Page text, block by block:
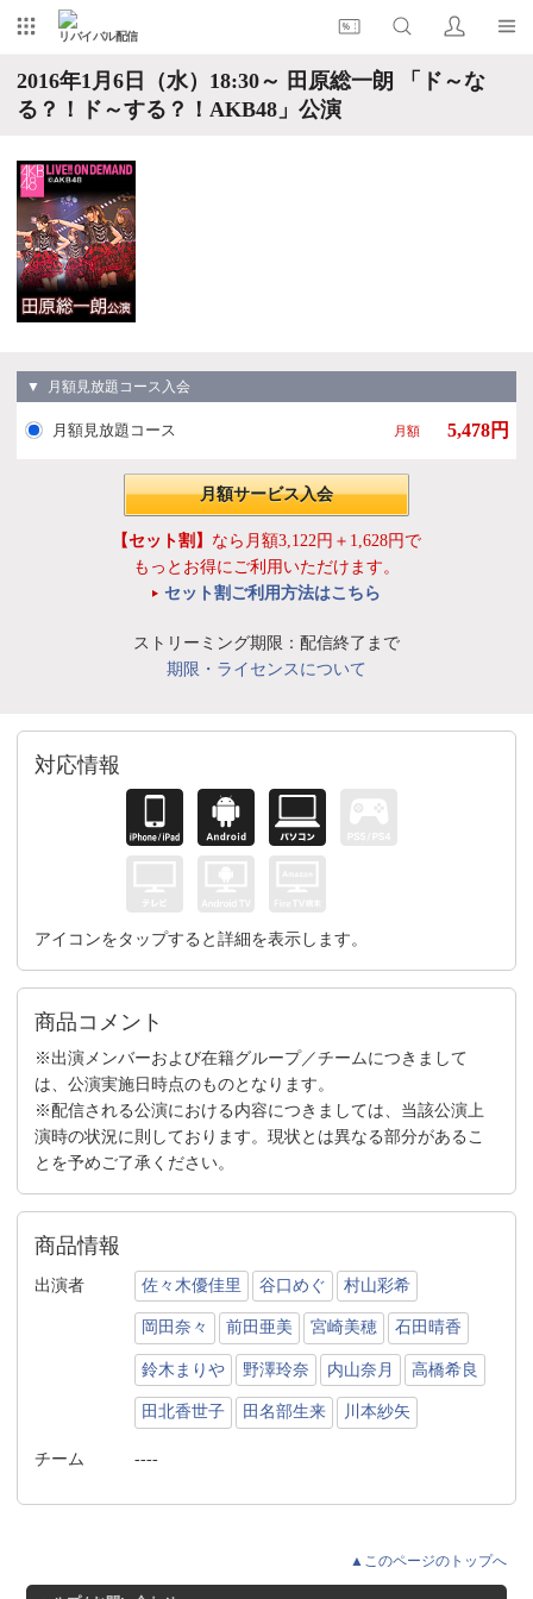
リバイバル配信
2016年1月6日（水）18:30～ 田原総一朗 「ド～な
る？！ド～する？！AKB48」公演
▼ 月額見放題コース入会
月額見放題コース 月額 5,478円
月額サービス入会
【セット割】 なら月額3,122円＋1,628円で
もっとお得にご利用いただけます。
セット割ご利用方法はこちら
ストリーミング期限：配信終了まで
期限・ライセンスについて
対応情報
アイコンをタップすると詳細を表示します。
商品コメント
※出演メンバーおよび在籍グループ／チームにつきまして
は、公演実施日時点のものとなります。
※配信される公演における内容につきましては、当該公演上
演時の状況に則しております。現状とは異なる部分があるこ
とを予めご了承ください。
商品情報
出演者 佐々木優佳里 谷口めぐ 村山彩希
岡田奈々 前田亜美 宮崎美穂 石田晴香
鈴木まりや 野澤玲奈 内山奈月 高橋希良
田北香世子 田名部生来 川本紗矢
チーム ----
▲このページのトップへ